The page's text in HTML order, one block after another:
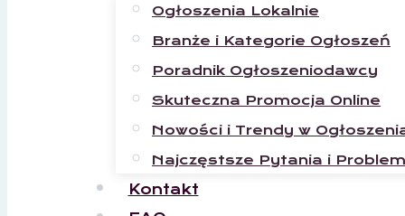
Ogłoszenia Lokalnie
Branże i Kategorie Ogłoszeń
Poradnik Ogłoszeniodawcy
Skuteczna Promocja Online
Nowości i Trendy w
Najczęstsze Pytania i
Kontakt